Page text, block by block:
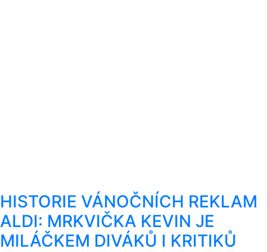
HISTORIE VÁNOČNÍCH REKLAM
ALDI: MRKVIČKA KEVIN JE
MILÁČKEM DIVÁKŮ I KRITIKŮ